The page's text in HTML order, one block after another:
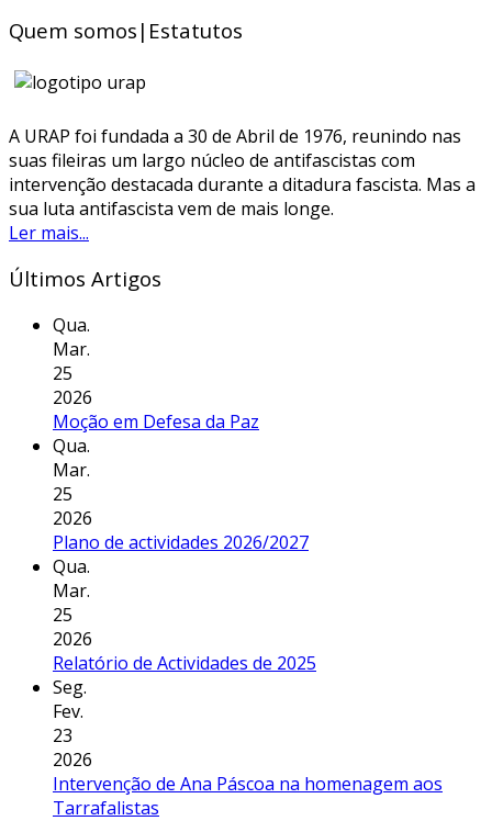
Quem somos|Estatutos
A URAP foi fundada a 30 de Abril de 1976, reunindo nas
suas fileiras um largo núcleo de antifascistas com
intervenção destacada durante a ditadura fascista. Mas a
sua luta antifascista vem de mais longe.
Ler mais...
Últimos Artigos
Qua.
Mar.
25
2026
Moção em Defesa da Paz
Qua.
Mar.
25
2026
Plano de actividades 2026/2027
Qua.
Mar.
25
2026
Relatório de Actividades de 2025
Seg.
Fev.
23
2026
Intervenção de Ana Páscoa na homenagem aos
Tarrafalistas